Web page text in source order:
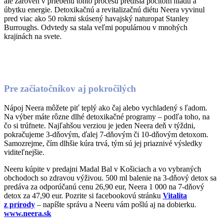
úbytku energie. Detoxikačnú a revitalizačnú diétu Neera vyvinul
pred viac ako 50 rokmi skúsený havajský naturopat Stanley
Burroughs. Odvtedy sa stala veľmi populárnou v mnohých
krajinách na svete.
Pre začiatočníkov aj pokročilých
Nápoj Neera môžete piť teplý ako čaj alebo vychladený s ľadom.
Na výber máte rôzne dlhé detoxikačné programy – podľa toho, na
čo si trúfnete. Najľahšou verziou je jeden Neera deň v týždni,
pokračujeme 3-dňovým, ďalej 7-dňovým či 10-dňovým detoxom.
Samozrejme, čím dlhšie kúra trvá, tým sú jej priaznivé výsledky
viditeľnejšie.
Neeru kúpite v predajni Madal Bal v Košiciach a vo vybraných
obchodoch so zdravou výživou. 500 ml balenie na 3-dňový detox sa
predáva za odporúčanú cenu 26,90 eur, Neera 1 000 na 7-dňový
detox za 47,90 eur. Pozrite si facebookovú stránku Vitalita
z prírody – napíšte správu a Neeru vám pošlú aj na dobierku.
www.neera.sk